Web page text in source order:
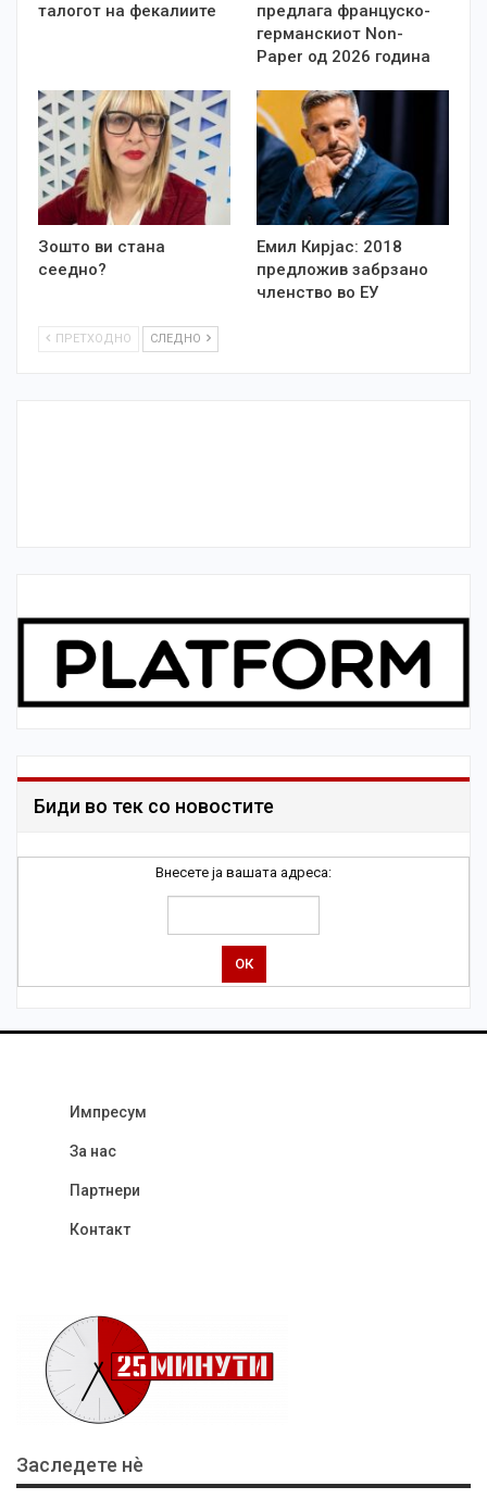
талогот на фекалиите
предлага француско-
германскиот Non-
Paper од 2026 година
Зошто ви стана
сеедно?
Емил Кирјас: 2018
предложив забрзано
членство во ЕУ
ПРЕТХОДНО СЛЕДНО
Биди во тек со новостите
Внесете ја вашата адреса:
Импресум
За нас
Партнери
Контакт
Заследете нѐ